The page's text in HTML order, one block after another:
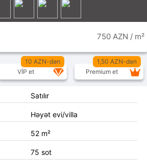
750 AZN / m²
10 AZN-dən
VİP et
1,50 AZN-dən
Premium et
Satılır
Həyət evi/villa
52 m²
75 sot